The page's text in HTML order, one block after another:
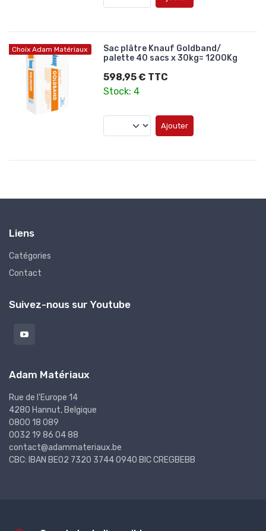
Choix Adam Matériaux
Sac plâtre Knauf Goldband/
palette 40 sacs x 30kg= 1200Kg
598,95 € TTC
Stock: 4
Ajouter
Liens
Catégories
Contact
Suivez-nous sur Youtube
Adam Matériaux
Rue de l'Europe 14
4280 Hannut, Belgique
0800 18 089
0032 19 86 04 88
contact@adammateriaux.be
CBC: IBAN BE02 7320 3744 0940 BIC CREGBEBB